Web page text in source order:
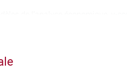
la recherche pour étudier ces
utilisant les outils statistiques et
aux questions posées ;